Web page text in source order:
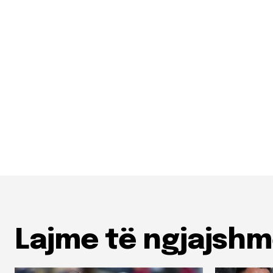
Lajme të